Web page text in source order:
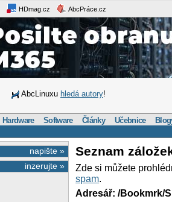
HDmag.cz AbcPráce.cz
AbcLinuxu hledá autory!
Hardware Software Články Učebnice
napište »
inzerujte »
Seznam
Zde si můžete
spam.
Adresář: /Bookmrk/